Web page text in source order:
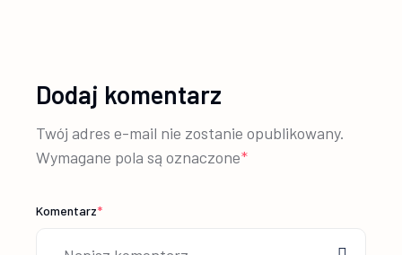
Dodaj komentarz
Twój adres e-mail nie zostanie opublikowany.
Wymagane pola są oznaczone*
Komentarz*